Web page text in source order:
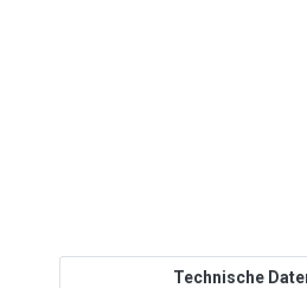
Technische